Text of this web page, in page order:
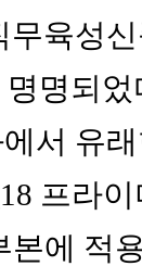
무육성
명명되
서 유
프라
본에 적